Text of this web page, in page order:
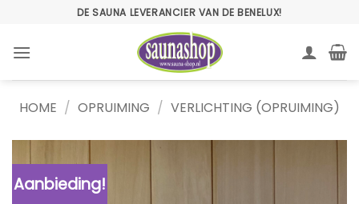
inhoud
DE SAUNA LEVERANCIER VAN DE BENELUX!
HOME / OPRUIMING / VERLICHTING (OPRUIMING)
Aanbieding!